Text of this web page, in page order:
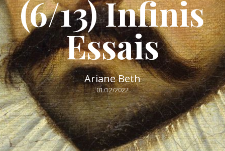
(6/13) Infinis
Essais
Ariane Beth
01/12/2022